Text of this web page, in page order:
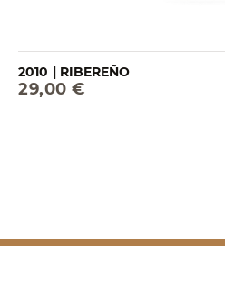
2010 | RIBEREÑO
29,00 €